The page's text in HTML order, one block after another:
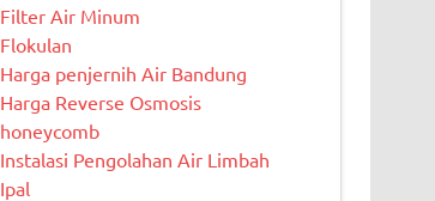
Filter Air Minum
Flokulan
Harga penjernih Air Bandung
Harga Reverse Osmosis
honeycomb
Instalasi Pengolahan Air Limbah
Ipal